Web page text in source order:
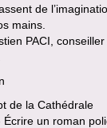
de
mains.
PACI,
de la Cathédrale
un roman